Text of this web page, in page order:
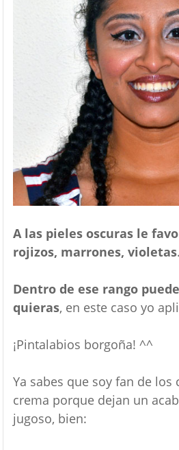
A las pieles oscuras le
rojizos, marrones, violetas
Dentro de ese rango
quieras, en este caso yo
¡Pintalabios borgoña! ^^
Ya sabes que soy fan de los
crema porque dejan un
jugoso, bien: